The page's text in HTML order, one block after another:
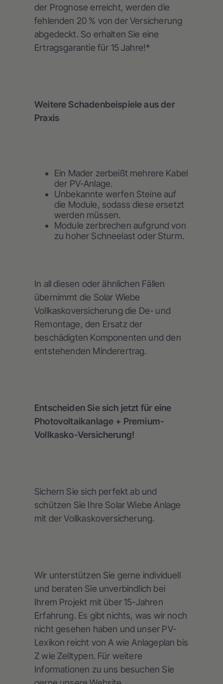
der Prognose erreicht, werden die
fehlenden 20 % von der Versicherung
abgedeckt. So erhalten Sie eine
Ertragsgarantie für 15 Jahre!*
Weitere Schadenbeispiele aus der
Praxis
Ein Mader zerbeißt mehrere Kabel
der PV-Anlage.
Unbekannte werfen Steine auf
die Module, sodass diese ersetzt
werden müssen.
Module zerbrechen aufgrund von
zu hoher Schneelast oder Sturm.
In all diesen oder ähnlichen Fällen
übernimmt die Solar Wiebe
Vollkaskoversicherung die De- und
Remontage, den Ersatz der
beschädigten Komponenten und den
entstehenden Minderertrag.
Entscheiden Sie sich jetzt für eine
Photovoltaikanlage + Premium-
Vollkasko-Versicherung!
Sichern Sie sich perfekt ab und
schützen Sie Ihre Solar Wiebe Anlage
mit der Vollkaskoversicherung.
Wir unterstützen Sie gerne individuell
und beraten Sie unverbindlich bei
Ihrem Projekt mit über 15-Jahren
Erfahrung. Es gibt nichts, was wir noch
nicht gesehen haben und unser PV-
Lexikon reicht von A wie Anlageplan bis
Z wie Zelltypen. Für weitere
Informationen zu uns besuchen Sie